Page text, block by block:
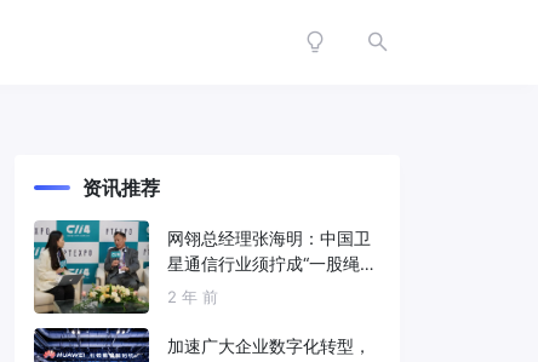
资讯推荐
网翎总经理张海明：中国卫
星通信行业须拧成“一股绳”
共同打造垂直产业链
2 年 前
加速广大企业数字化转型，